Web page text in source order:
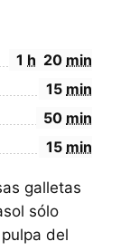
1 h 20 min
15 min
50 min
15 min
galletas
sólo
del